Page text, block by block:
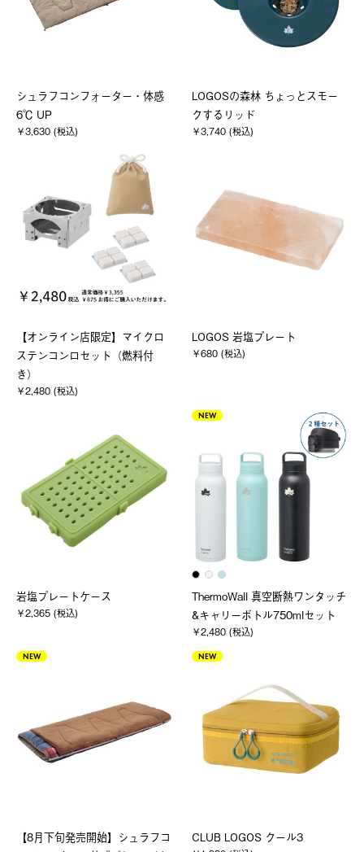
シュラフコンフォーター・体感
6℃ UP
￥3,630 (税込)
LOGOSの森林 ちょっとスモー
クするリッド
￥3,740 (税込)
【オンライン店限定】マイクロ
ステンコンロセット（燃料付
き）
￥2,480 (税込)
LOGOS 岩塩プレート
￥680 (税込)
岩塩プレートケース
￥2,365 (税込)
NEW
ThermoWall 真空断熱ワンタッチ
&キャリーボトル750mlセット
￥2,480 (税込)
NEW
【8月下旬発売開始】シュラフコ
NEW
CLUB LOGOS クール3